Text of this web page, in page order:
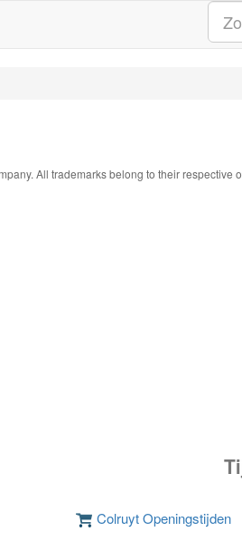
All trademarks belong to their respective
Colruyt Openingstijden